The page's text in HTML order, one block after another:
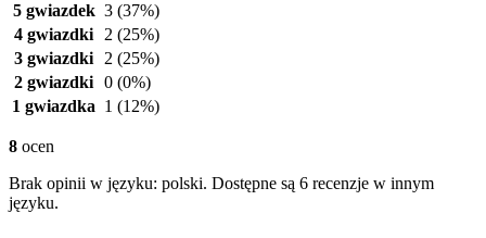
5 gwiazdek 3 (37%)
4 gwiazdki
2 (25%)
3 gwiazdki
2 (25%)
2 gwiazdki 0 (0%)
1 gwiazdka 1 (12%)
8 ocen
Brak opinii w języku: polski. Dostępne są 6 recenzje w innym
języku.